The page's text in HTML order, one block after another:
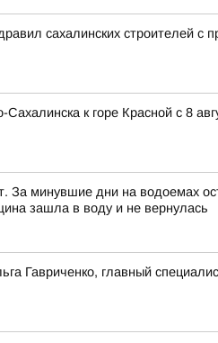
сахалинских строителей с
к горе Красной с 8
минувшие дни на водоемах
зашла в воду и не вернулась
Гавриченко, главный